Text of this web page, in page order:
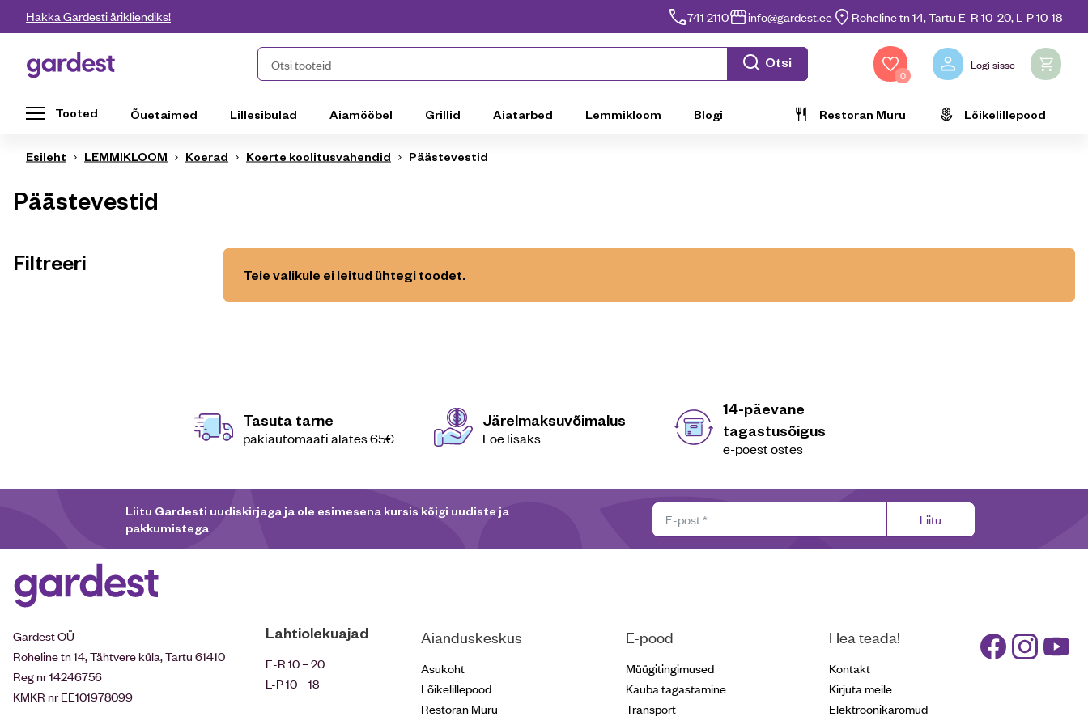
Liigu edasi põhisisu juurde
Hakka Gardesti ärikliendiks! 741 2110 info@gardest.ee Roheline tn 14, Tartu E-R 10-20, L-P 10-18
Gardest Otsi tooteid Otsi
0
Logi sisse
Tooted Õuetaimed Lillesibulad Aiamööbel Grillid Aiatarbed Lemmikloom Blogi Restoran Muru Lõikelillepood
Esileht LEMMIKLOOM Koerad Koerte koolitusvahendid Päästevestid
Päästevestid
Filtreeri Teie valikule ei leitud ühtegi toodet.
Tasuta tarne
pakiautomaati alates 65€
Järelmaksuvõimalus
Loe lisaks
14-päevane
tagastusõigus
e-poest ostes
Liitu Gardesti uudiskirjaga ja ole esimesena kursis kõigi uudiste ja
pakkumistega
Liitu
Gardest OÜ
Roheline tn 14, Tähtvere küla, Tartu 61410
Reg nr 14246756
KMKR nr EE101978099
Lahtiolekuajad
E-R 10 – 20
L-P 10 – 18
Aianduskeskus
Asukoht
Lõikelillepood
Restoran Muru
E-pood
Müügitingimused
Kauba tagastamine
Transport
Hea teada!
Kontakt
Kirjuta meile
Elektroonikaromud